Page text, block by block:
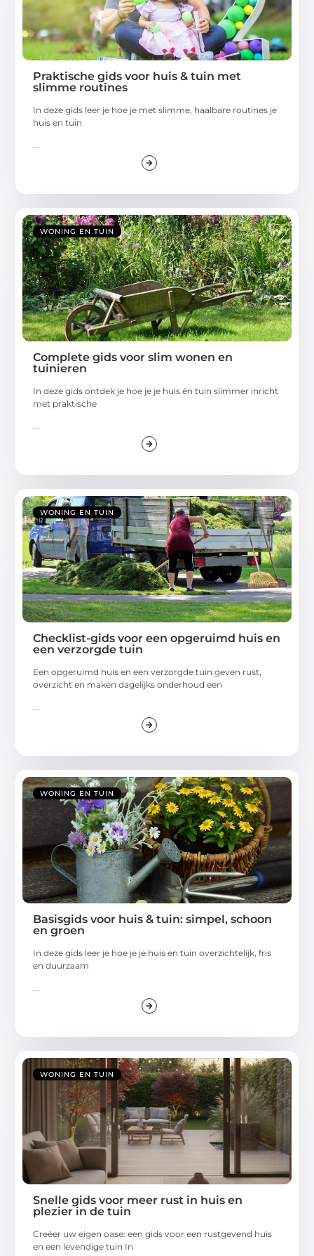
Praktische gids voor huis & tuin met
slimme routines
In deze gids leer je hoe je met slimme, haalbare routines je
huis en tuin
...
WONING EN TUIN
Complete gids voor slim wonen en
tuinieren
In deze gids ontdek je hoe je je huis én tuin slimmer inricht
met praktische
...
WONING EN TUIN
Checklist-gids voor een opgeruimd huis en
een verzorgde tuin
Een opgeruimd huis en een verzorgde tuin geven rust,
overzicht en maken dagelijks onderhoud een
...
WONING EN TUIN
Basisgids voor huis & tuin: simpel, schoon
en groen
In deze gids leer je hoe je je huis en tuin overzichtelijk, fris
en duurzaam
...
WONING EN TUIN
Snelle gids voor meer rust in huis en
plezier in de tuin
Creëer uw eigen oase: een gids voor een rustgevend huis
en een levendige tuin In